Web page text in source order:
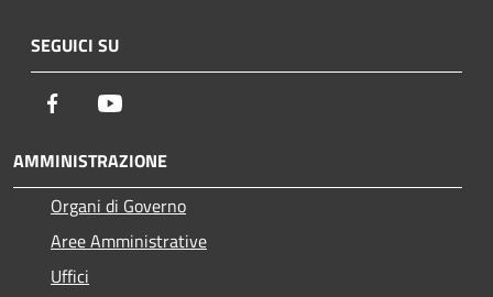
SEGUICI SU
Facebook
AMMINISTRAZIONE
Organi di Governo
Aree Amministrative
Uffici